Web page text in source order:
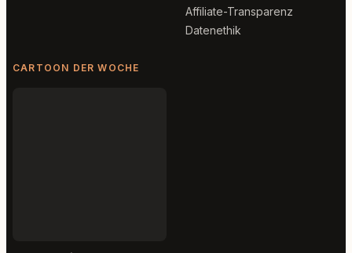
Affiliate-Transparenz
Datenethik
CARTOON DER WOCHE